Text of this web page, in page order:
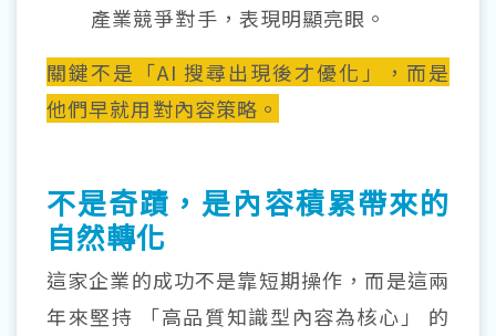
產業競爭對手，表現明顯亮眼。
關鍵不是「AI 搜尋出現後才優化」，而是
他們早就用對內容策略。
不是奇蹟，是內容積累帶來的
自然轉化
這家企業的成功不是靠短期操作，而是這兩
年來堅持 「高品質知識型內容為核心」 的